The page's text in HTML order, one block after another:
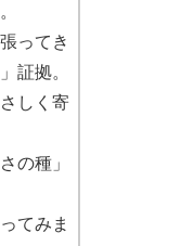
ってき
証拠。
しく寄
の種」
てみま